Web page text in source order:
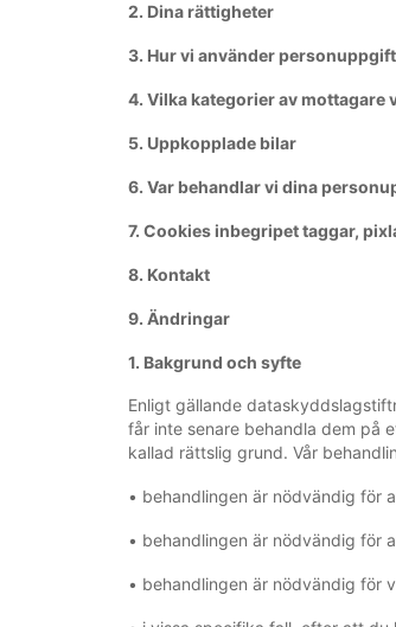
2. Dina rättigheter
3. Hur vi använder
4. Vilka kategorier av mottagare
5. Uppkopplade bilar
6. Var behandlar vi dina
7. Cookies inbegripet taggar,
8. Kontakt
9. Ändringar
1. Bakgrund och syfte
Enligt gällande
får inte senare behandla dem på
kallad rättslig grund. Vår
• behandlingen är nödvändig för
• behandlingen är nödvändig för
• behandlingen är nödvändig för